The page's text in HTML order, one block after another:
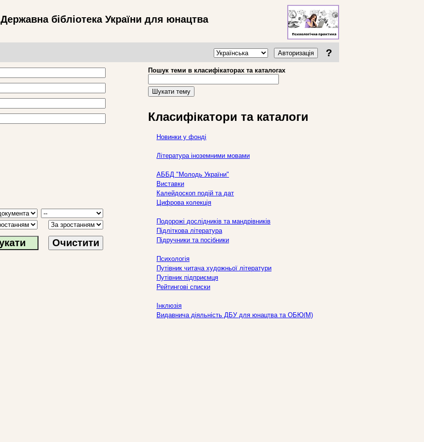
Державна бібліотека України для юнацтва
Авторизація ?
Очистити
Пошук теми в класифікаторах та каталогах
Шукати тему
Класифікатори та каталоги
Новинки у фонді
Література іноземними мовами
АББД "Молодь України"
Виставки
Калейдоскоп подій та дат
Цифрова колекція
Подорожі дослідників та мандрівників
Підліткова література
Підручники та посібники
Психологія
Путівник читача художньої літератури
Путівник підприємця
Рейтингові списки
Інклюзія
Видавнича діяльність ДБУ для юнацтва та ОБЮ(М)